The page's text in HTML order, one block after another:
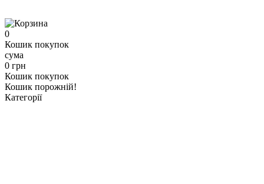
0
Кошик покупок
сума
0 грн
Кошик покупок
Кошик порожній!
Категорії